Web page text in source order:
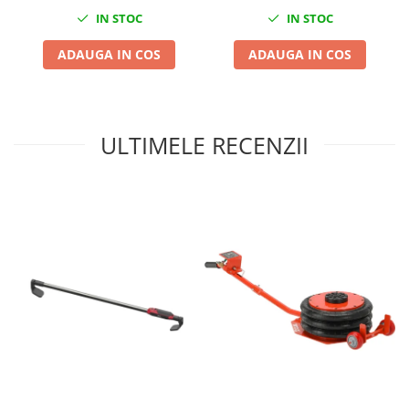
Masini de gaurit si taiat
Scule pentru nituit si capsat
Motor
Rulmenti,Bucsi si Extractoare
IN STOC
ADAUGA IN COS
IN STOC
ADAUGA IN COS
ULTIMELE RECENZII